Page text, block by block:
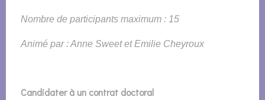
Nombre de participants maximum : 15
Animé par : Anne Sweet et Emilie Cheyroux
Candidater à un contrat doctoral